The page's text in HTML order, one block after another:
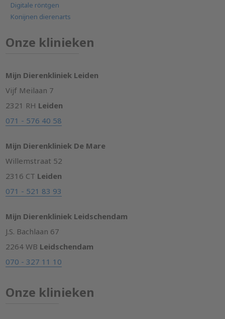
Digitale röntgen
Konijnen dierenarts
Onze klinieken
Mijn Dierenkliniek Leiden
Vijf Meilaan 7
2321 RH Leiden
071 - 576 40 58
Mijn Dierenkliniek De Mare
Willemstraat 52
2316 CT Leiden
071 - 521 83 93
Mijn Dierenkliniek Leidschendam
J.S. Bachlaan 67
2264 WB Leidschendam
070 - 327 11 10
Onze klinieken